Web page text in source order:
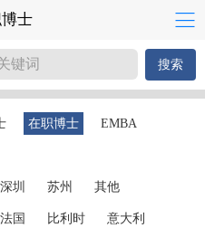
士
键词 搜索
在职博士 EMBA
深圳 苏州 其他
法国 比利时 意大利